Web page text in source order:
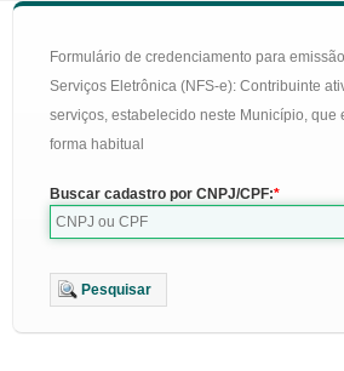
Formulário de credenciamento para
Serviços Eletrônica (NFS-e): Contribuinte
serviços, estabelecido neste Município, que
forma habitual
Buscar cadastro por CNPJ/CPF:
Pesquisar